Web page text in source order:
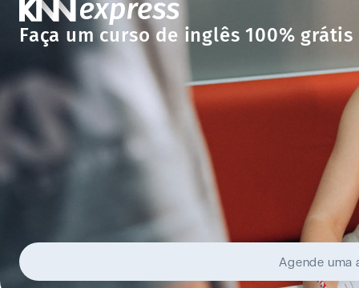
Faça um curso de inglês 100%
Agende uma